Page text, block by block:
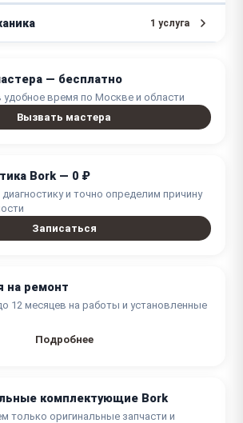
от 600 ₽
от 700 ₽
1 услуга
— бесплатно
время по Москве и области
Вызвать мастера
Bork — 0 ₽
и точно определим причину
Записаться
на ремонт
12 месяцев на работы и установленные
Подробнее
комплектующие Bork
только оригинальные запчасти и